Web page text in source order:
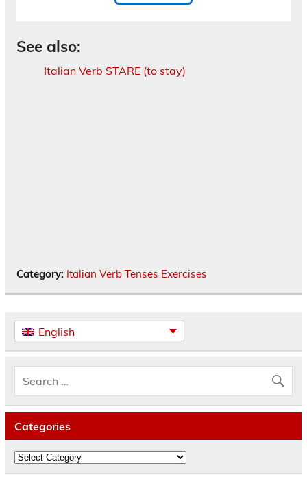
See also:
Italian Verb STARE (to stay)
Category: Italian Verb Tenses Exercises
English
Categories
Categories